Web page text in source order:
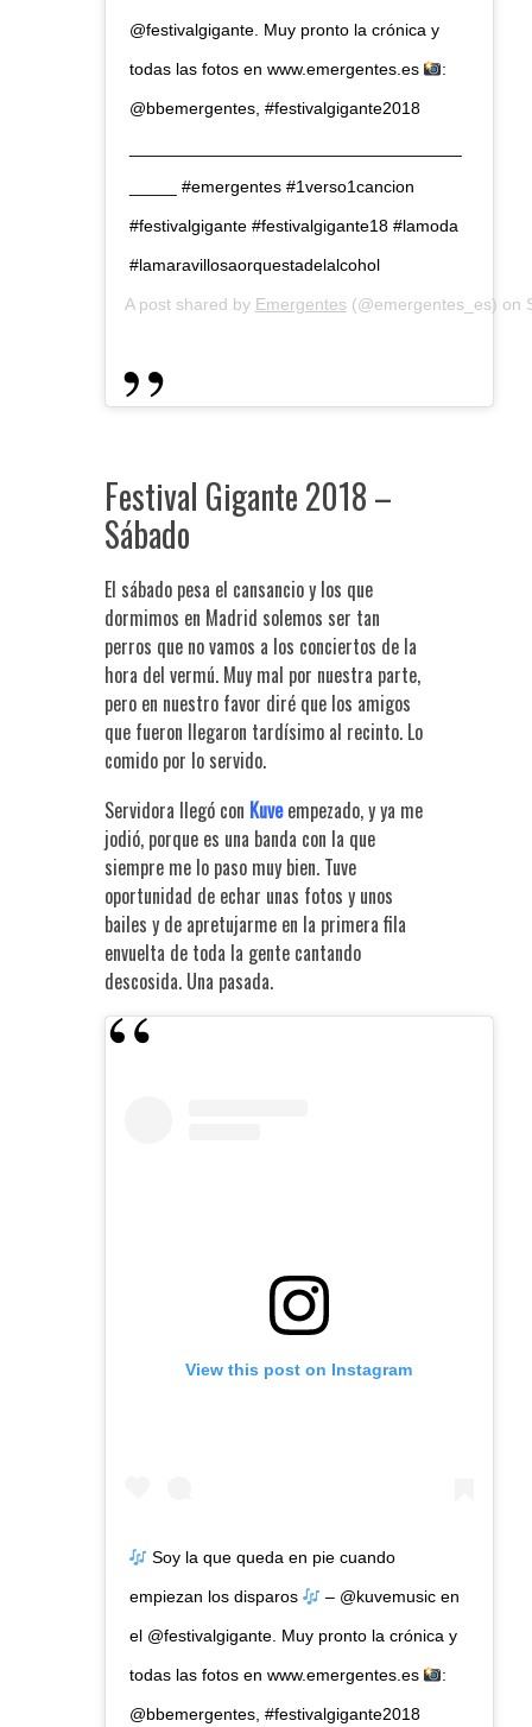
@festivalgigante. Muy pronto la crónica y
todas las fotos en www.emergentes.es :
@bbemergentes, #festivalgigante2018
_____ #emergentes #1verso1cancion
#festivalgigante #festivalgigante18 #lamoda
#lamaravillosaorquestadelalcohol
A post shared by Emergentes (@emergentes_es) on
Festival Gigante 2018 –
Sábado
El sábado pesa el cansancio y los que
dormimos en Madrid solemos ser tan
perros que no vamos a los conciertos de la
hora del vermú. Muy mal por nuestra parte,
pero en nuestro favor diré que los amigos
que fueron llegaron tardísimo al recinto. Lo
comido por lo servido.
Servidora llegó con Kuve empezado, y ya me
jodió, porque es una banda con la que
siempre me lo paso muy bien. Tuve
oportunidad de echar unas fotos y unos
bailes y de apretujarme en la primera fila
envuelta de toda la gente cantando
descosida. Una pasada.
View this post on Instagram
Soy la que queda en pie cuando
empiezan los disparos – @kuvemusic en
el @festivalgigante. Muy pronto la crónica y
todas las fotos en www.emergentes.es :
@bbemergentes, #festivalgigante2018